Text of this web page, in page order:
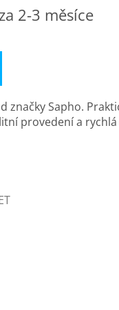
2-3 měsíce
značky Sapho.
provedení a